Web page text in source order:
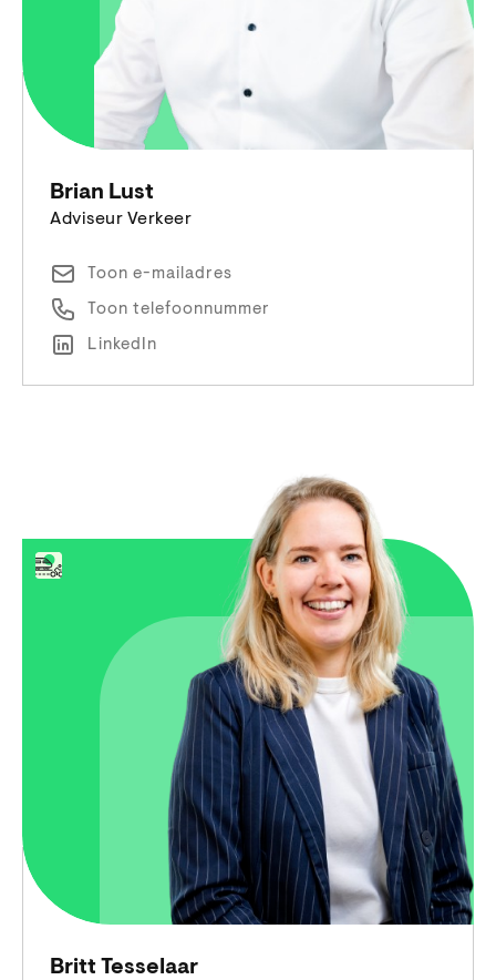
Brian Lust
Adviseur Verkeer
Toon e-mailadres
Toon telefoonnummer
LinkedIn
Britt Tesselaar